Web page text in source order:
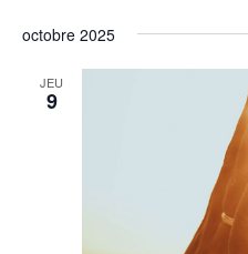
octobre 2025
JEU
9